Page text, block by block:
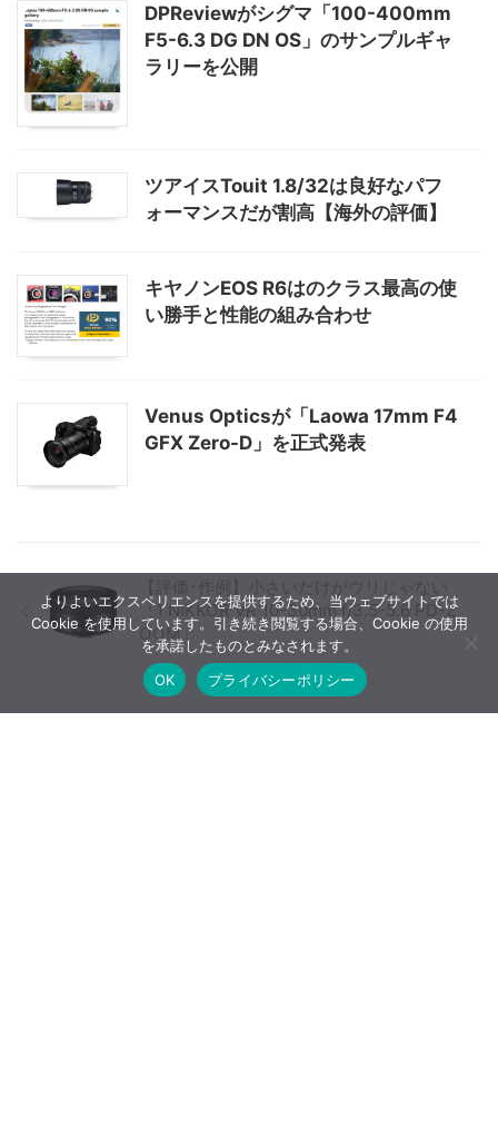
DPReviewがシグマ「100-400mm
F5-6.3 DG DN OS」のサンプルギャ
ラリーを公開
ツアイスTouit 1.8/32は良好なパフ
ォーマンスだが割高【海外の評価】
キヤノンEOS R6はのクラス最高の使
い勝手と性能の組み合わせ
Venus Opticsが「Laowa 17mm F4
GFX Zero-D」を正式発表
『1 NIKKOR VR 10-30mm f/3.5-5.6 PD-Z
OOM』
よりよいエクスペリエンスを提供するため、当ウェブサイトでは
Cookie を使用しています。引き続き閲覧する場合、Cookie の使用
を承諾したものとみなされます。
OK
プライバシーポリシー